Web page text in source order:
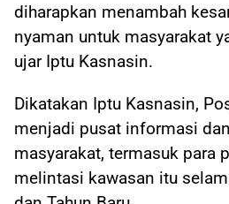
diharapkan menambah
nyaman untuk masyarakat
ujar Iptu Kasnasin.
Dikatakan Iptu Kasnasin,
menjadi pusat informasi
masyarakat, termasuk para
melintasi kawasan itu